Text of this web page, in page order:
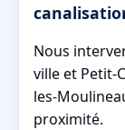
Nous
ville et Petit-
les-
proximité.